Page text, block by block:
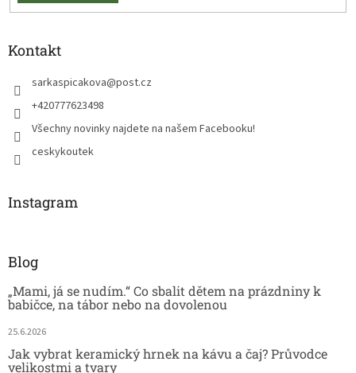
Kontakt
sarkaspicakova@post.cz
+420777623498
Všechny novinky najdete na našem Facebooku!
ceskykoutek
Instagram
Blog
„Mami, já se nudím.“ Co sbalit dětem na prázdniny k
babičce, na tábor nebo na dovolenou
25.6.2026
Jak vybrat keramický hrnek na kávu a čaj? Průvodce
velikostmi a tvary